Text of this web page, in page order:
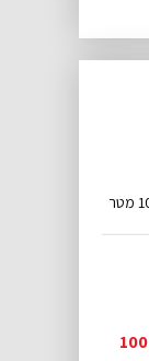
כבל צמד אודיו 8X4 מ"מ בגליל 100